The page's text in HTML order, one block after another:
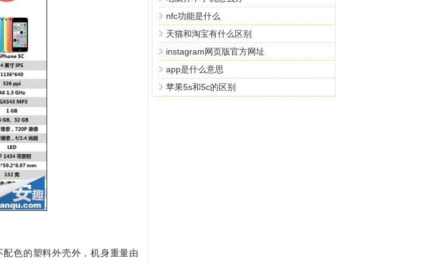
色的塑料外壳外，机身重量由
nfc功能是什么
天猫和淘宝有什么区别
instagram网页版官方网址
app是什么意思
苹果5s和5c的区别